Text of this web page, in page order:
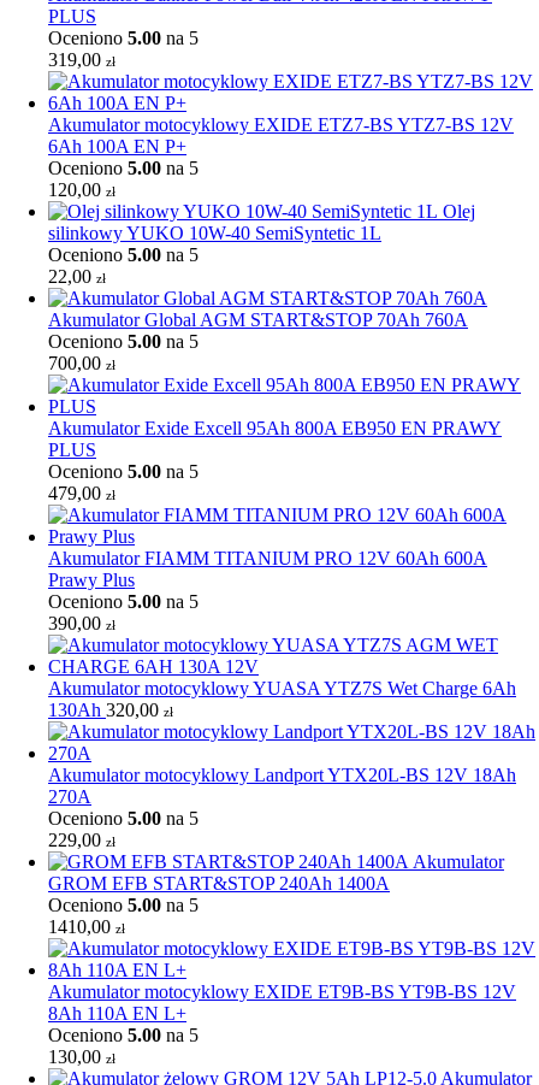
PLUS
Oceniono 5.00 na 5
319,00 zł
Akumulator motocyklowy EXIDE ETZ7-BS YTZ7-BS 12V
6Ah 100A EN P+
Oceniono 5.00 na 5
120,00 zł
Olej
silinkowy YUKO 10W-40 SemiSyntetic 1L
Oceniono 5.00 na 5
22,00 zł
Akumulator Global AGM START&STOP 70Ah 760A
Oceniono 5.00 na 5
700,00 zł
Akumulator Exide Excell 95Ah 800A EB950 EN PRAWY
PLUS
Oceniono 5.00 na 5
479,00 zł
Akumulator FIAMM TITANIUM PRO 12V 60Ah 600A
Prawy Plus
Oceniono 5.00 na 5
390,00 zł
Akumulator motocyklowy YUASA YTZ7S Wet Charge 6Ah
130Ah 320,00 zł
Akumulator motocyklowy Landport YTX20L-BS 12V 18Ah
270A
Oceniono 5.00 na 5
229,00 zł
Akumulator
GROM EFB START&STOP 240Ah 1400A
Oceniono 5.00 na 5
1410,00 zł
Akumulator motocyklowy EXIDE ET9B-BS YT9B-BS 12V
8Ah 110A EN L+
Oceniono 5.00 na 5
130,00 zł
Akumulator